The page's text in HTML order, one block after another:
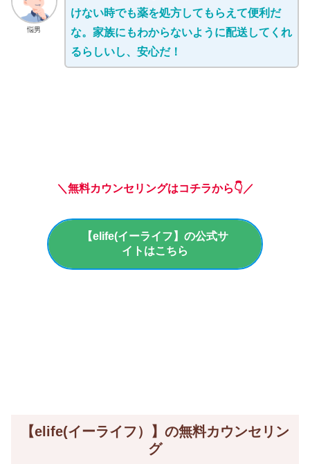
悩男
けない時でも薬を処方してもらえて便利だ
な。家族にもわからないように配送してくれ
るらしいし、安心だ！
＼無料カウンセリングはコチラから👇／
【elife(イーライフ】の公式サ
イトはこちら
【elife(イーライフ）】の無料カウンセリン
グ